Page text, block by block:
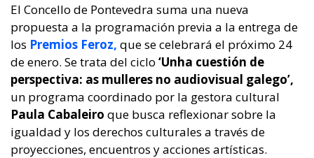
El Concello de Pontevedra suma una nueva
propuesta a la programación previa a la entrega de
los Premios Feroz, que se celebrará el próximo 24
de enero. Se trata del ciclo ‘Unha cuestión de
perspectiva: as mulleres no audiovisual galego’,
un programa coordinado por la gestora cultural
Paula Cabaleiro que busca reflexionar sobre la
igualdad y los derechos culturales a través de
proyecciones, encuentros y acciones artísticas.